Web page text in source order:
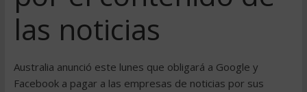
las noticias
Australia anunció este lunes que obligará a Google y
Facebook a pagar a las empresas de noticias por sus